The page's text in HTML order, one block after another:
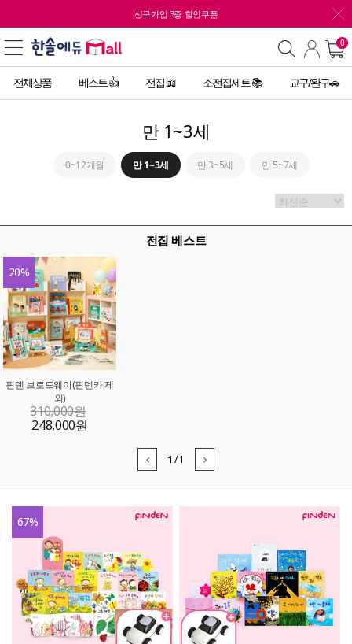
신규가입 3종 할인쿠폰
0
전체상품 베스트 👍 전집 📖 소전집세트 📚 교구/완구🚗
만 1~3세
0~12개월 만 1~3세 만 3~5세 만 5~7세
전집 베스트
20%
핀덴 브로드웨이(핀덴카 제
외)
310,000원
248,000원
1 /1
67%